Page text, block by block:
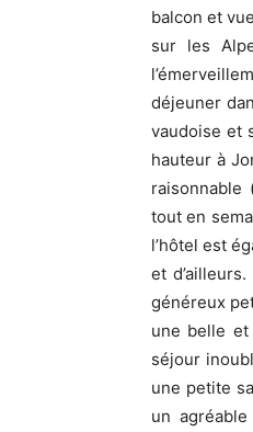
balcon et
sur les
déjeuner
vaudoise et
hauteur à
raisonnable
tout en
l’hôtel est
et
généreux
une belle
séjour
une petite
un